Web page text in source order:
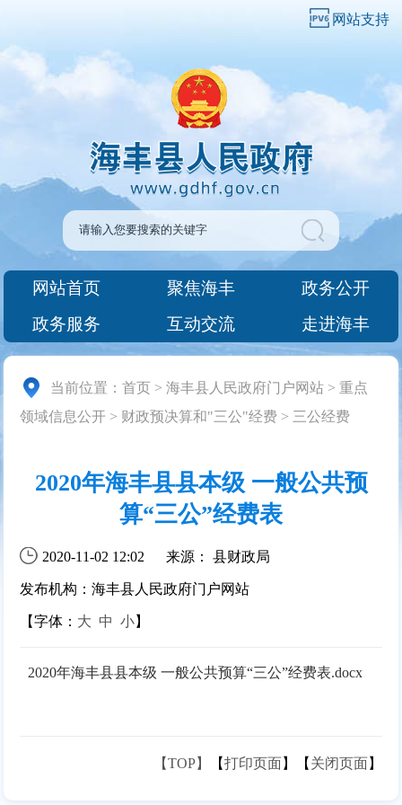
网站支持
网站首页 聚焦海丰
政务公开
政务服务
互动交流 走进海丰
当前位置：首页 >海丰县人民政府门户网站 >重点
领域信息公开 > 财政预决算和"三公"经费 > 三公经费
2020年海丰县县本级 一般公共预
算“三公”经费表
2020-11-02 12:02 来源： 县财政局
发布机构：海丰县人民政府门户网站
【字体： 大 中 小】
2020年海丰县县本级 一般公共预算“三公”经费表.docx
【TOP】 【打印页面】【 关闭页面】